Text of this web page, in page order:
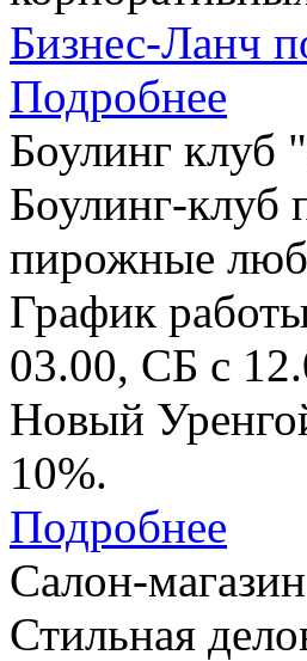
Бизнес-Ланч
Подробнее
Боулинг клуб
Боулинг-клуб
пирожные
График
03.00, СБ с
Новый
10%.
Подробнее
Салон-
Стильная